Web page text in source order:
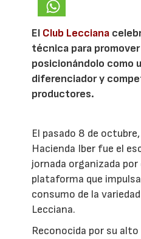
El Club Lecciana
técnica para promover
posicionándolo como
diferenciador y
productores.
El pasado 8 de
Hacienda Iber fue el
jornada organizada por
plataforma que
consumo de la
Lecciana.
Reconocida por su